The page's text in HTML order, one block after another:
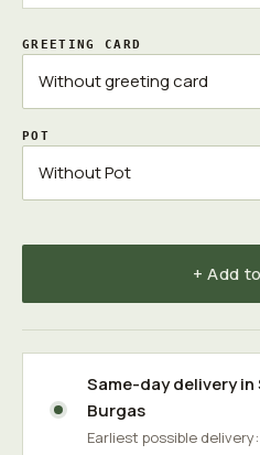
GREETING CARD
POT
+ Add
Same-day delivery in
Burgas
Earliest possible delivery: